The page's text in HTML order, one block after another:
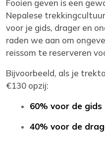
Fooien geven is een
Nepalese
voor je gids, drager en
raden we aan om
reissom te reserveren
Bijvoorbeeld, als je
€130 opzij:
60% voor de gids
40% voor de